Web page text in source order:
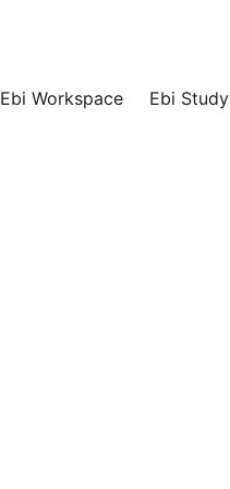
Ebi Workspace Ebi Study